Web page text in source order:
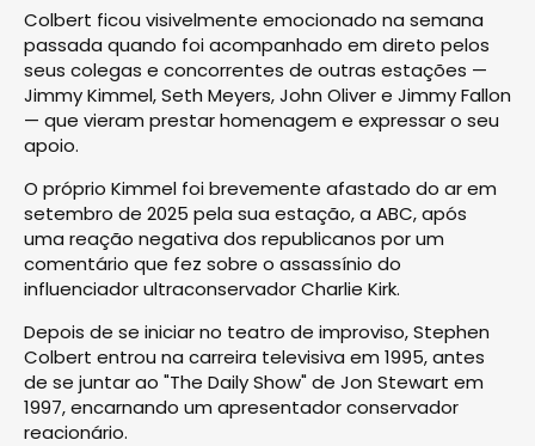
Colbert ficou visivelmente emocionado na semana
passada quando foi acompanhado em direto pelos
seus colegas e concorrentes de outras estações —
Jimmy Kimmel, Seth Meyers, John Oliver e Jimmy Fallon
— que vieram prestar homenagem e expressar o seu
apoio.
O próprio Kimmel foi brevemente afastado do ar em
setembro de 2025 pela sua estação, a ABC, após
uma reação negativa dos republicanos por um
comentário que fez sobre o assassínio do
influenciador ultraconservador Charlie Kirk.
Depois de se iniciar no teatro de improviso, Stephen
Colbert entrou na carreira televisiva em 1995, antes
de se juntar ao "The Daily Show" de Jon Stewart em
1997, encarnando um apresentador conservador
reacionário.